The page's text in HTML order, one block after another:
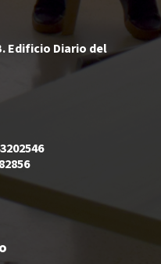
Edificio Diario del